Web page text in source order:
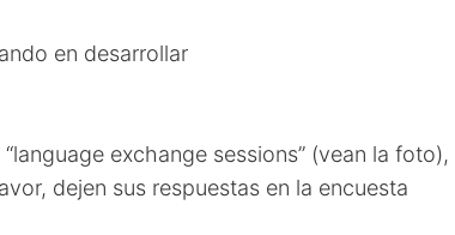
en desarrollar
exchange sessions” (vean la foto),
dejen sus respuestas en la encuesta